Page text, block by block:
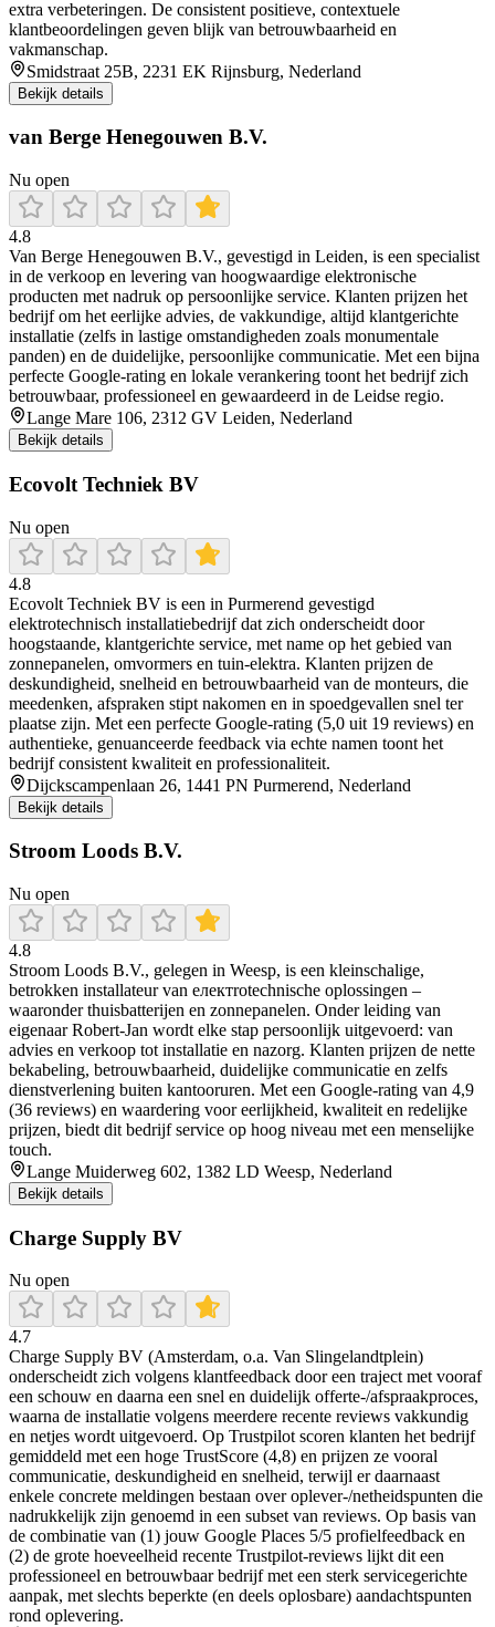
extra verbeteringen. De consistent positieve, contextuele
klantbeoordelingen geven blijk van betrouwbaarheid en
vakmanschap.
Smidstraat 25B, 2231 EK Rijnsburg, Nederland
Bekijk details
van Berge Henegouwen B.V.
Nu open
4.8
Van Berge Henegouwen B.V., gevestigd in Leiden, is een specialist
in de verkoop en levering van hoogwaardige elektronische
producten met nadruk op persoonlijke service. Klanten prijzen het
bedrijf om het eerlijke advies, de vakkundige, altijd klantgerichte
installatie (zelfs in lastige omstandigheden zoals monumentale
panden) en de duidelijke, persoonlijke communicatie. Met een bijna
perfecte Google-rating en lokale verankering toont het bedrijf zich
betrouwbaar, professioneel en gewaardeerd in de Leidse regio.
Lange Mare 106, 2312 GV Leiden, Nederland
Bekijk details
Ecovolt Techniek BV
Nu open
4.8
Ecovolt Techniek BV is een in Purmerend gevestigd
elektrotechnisch installatiebedrijf dat zich onderscheidt door
hoogstaande, klantgerichte service, met name op het gebied van
zonnepanelen, omvormers en tuin‑elektra. Klanten prijzen de
deskundigheid, snelheid en betrouwbaarheid van de monteurs, die
meedenken, afspraken stipt nakomen en in spoedgevallen snel ter
plaatse zijn. Met een perfecte Google‑rating (5,0 uit 19 reviews) en
authentieke, genuanceerde feedback via echte namen toont het
bedrijf consistent kwaliteit en professionaliteit.
Dijckscampenlaan 26, 1441 PN Purmerend, Nederland
Bekijk details
Stroom Loods B.V.
Nu open
4.8
Stroom Loods B.V., gelegen in Weesp, is een kleinschalige,
betrokken installateur van електrotechnische oplossingen –
waaronder thuisbatterijen en zonnepanelen. Onder leiding van
eigenaar Robert‑Jan wordt elke stap persoonlijk uitgevoerd: van
advies en verkoop tot installatie en nazorg. Klanten prijzen de nette
bekabeling, betrouwbaarheid, duidelijke communicatie en zelfs
dienstverlening buiten kantooruren. Met een Google-rating van 4,9
(36 reviews) en waardering voor eerlijkheid, kwaliteit en redelijke
prijzen, biedt dit bedrijf service op hoog niveau met een menselijke
touch.
Lange Muiderweg 602, 1382 LD Weesp, Nederland
Bekijk details
Charge Supply BV
Nu open
4.7
Charge Supply BV (Amsterdam, o.a. Van Slingelandtplein)
onderscheidt zich volgens klantfeedback door een traject met vooraf
een schouw en daarna een snel en duidelijk offerte-/afspraakproces,
waarna de installatie volgens meerdere recente reviews vakkundig
en netjes wordt uitgevoerd. Op Trustpilot scoren klanten het bedrijf
gemiddeld met een hoge TrustScore (4,8) en prijzen ze vooral
communicatie, deskundigheid en snelheid, terwijl er daarnaast
enkele concrete meldingen bestaan over oplever-/netheidspunten die
na­drukkelijk zijn genoemd in een subset van reviews. Op basis van
de combinatie van (1) jouw Google Places 5/5 profielfeedback en
(2) de grote hoeveelheid recente Trustpilot-reviews lijkt dit een
professioneel en betrouwbaar bedrijf met een sterk servicegerichte
aanpak, met slechts beperkte (en deels oplosbare) aandachtspunten
rond oplevering.